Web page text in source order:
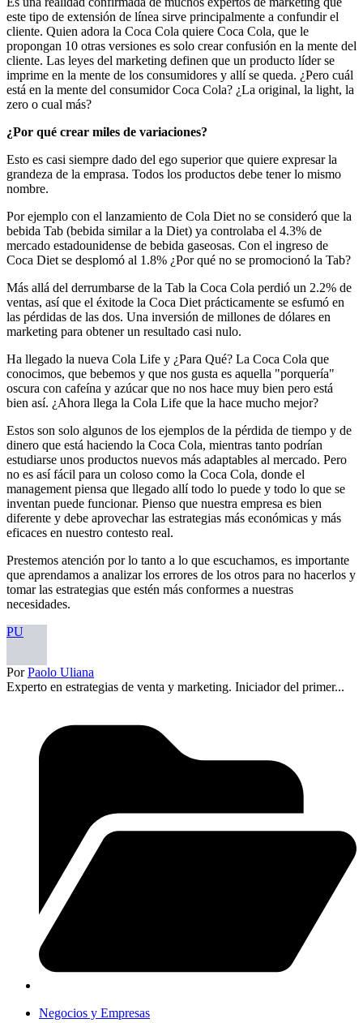
este tipo de extensión de línea sirve principalmente a confundir el
cliente. Quien adora la Coca Cola quiere Coca Cola, que le
propongan 10 otras versiones es solo crear confusión en la mente del
cliente. Las leyes del marketing definen que un producto líder se
imprime en la mente de los consumidores y allí se queda. ¿Pero cuál
está en la mente del consumidor Coca Cola? ¿La original, la light, la
zero o cual más?
¿Por qué crear miles de variaciones?
Esto es casi siempre dado del ego superior que quiere expresar la
grandeza de la emprasa. Todos los productos debe tener lo mismo
nombre.
Por ejemplo con el lanzamiento de Cola Diet no se consideró que la
bebida Tab (bebida similar a la Diet) ya controlaba el 4.3% de
mercado estadounidense de bebida gaseosas. Con el ingreso de
Coca Diet se desplomó al 1.8% ¿Por qué no se promocionó la Tab?
Más allá del derrumbarse de la Tab la Coca Cola perdió un 2.2% de
ventas, así que el éxitode la Coca Diet prácticamente se esfumó en
las pérdidas de las dos. Una inversión de millones de dólares en
marketing para obtener un resultado casi nulo.
Ha llegado la nueva Cola Life y ¿Para Qué? La Coca Cola que
conocimos, que bebemos y que nos gusta es aquella "porquería"
oscura con cafeína y azúcar que no nos hace muy bien pero está
bien así. ¿Ahora llega la Cola Life que la hace mucho mejor?
Estos son solo algunos de los ejemplos de la pérdida de tiempo y de
dinero que está haciendo la Coca Cola, mientras tanto podrían
estudiarse unos productos nuevos más adaptables al mercado. Pero
no es así fácil para un coloso como la Coca Cola, donde el
management piensa que llegado allí todo lo puede y todo lo que se
inventan puede funcionar. Pienso que nuestra empresa es bien
diferente y debe aprovechar las estrategias más económicas y más
eficaces en nuestro contesto real.
Prestemos atención por lo tanto a lo que escuchamos, es importante
que aprendamos a analizar los errores de los otros para no hacerlos y
tomar las estrategias que estén más conformes a nuestras
necesidades.
PU
PorPaolo Uliana
Experto en estrategias de venta y marketing. Iniciador del primer...
Negocios y Empresas